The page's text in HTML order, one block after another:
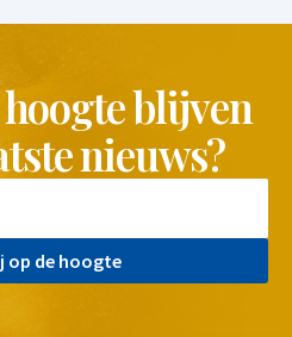
blijven
nieuws?
op de hoogte